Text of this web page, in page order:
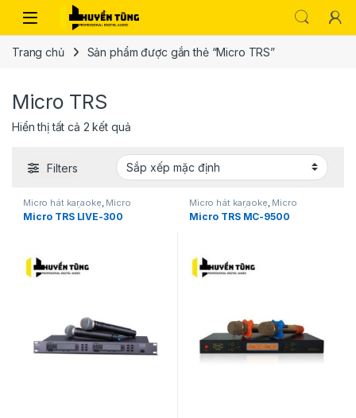
Trang chủ Sản phẩm được gắn thẻ “Micro TRS”
Micro TRS
Hiển thị tất cả 2 kết quả
Filters
Micro hát karaoke Micro
karaoke,Thiết bị âm thanh
karaoke | KTV
Micro TRS LIVE-300
Micro hát karaoke Micro
karaoke,Thiết bị âm thanh
karaoke | KTV
Micro TRS MC-9500